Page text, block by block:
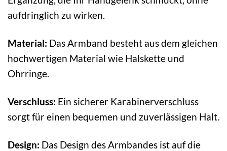
aufdringlich zu wirken.
Material: Das Armband besteht aus dem gleichen
hochwertigen Material wie Halskette und
Ohrringe.
Verschluss: Ein sicherer Karabinerverschluss
sorgt für einen bequemen und zuverlässigen Halt.
Design: Das Design des Armbandes ist auf die